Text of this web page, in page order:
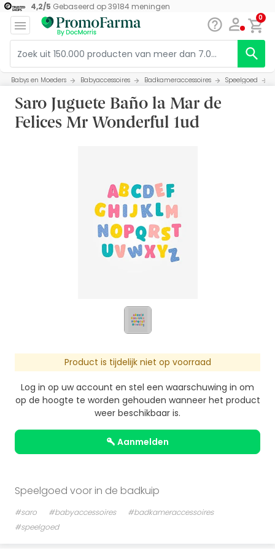
4,2/5 Gebaseerd op39184 meningen
0
Babys en Moeders Babyaccessoires Badkameraccessoires Speelgoed
Saro Juguete Baño la Mar de
Felices Mr Wonderful 1ud
Product is tijdelijk niet op voorraad
Log in op uw account en stel een waarschuwing in om
op de hoogte te worden gehouden wanneer het product
weer beschikbaar is.
aanmelden
Speelgoed voor in de badkuip
#saro #babyaccessoires
#badkameraccessoires
#speelgoed